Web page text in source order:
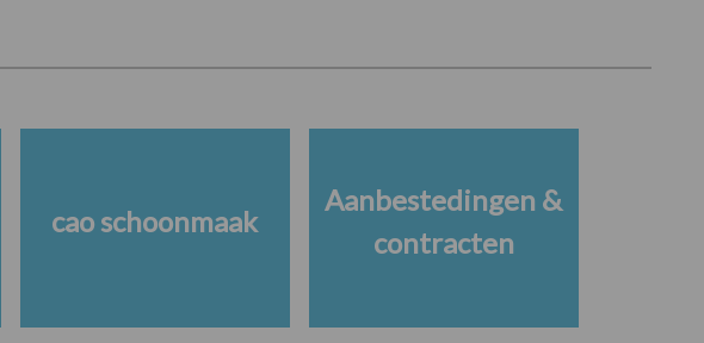
cao schoonmaak
Aanbestedingen &
contracten